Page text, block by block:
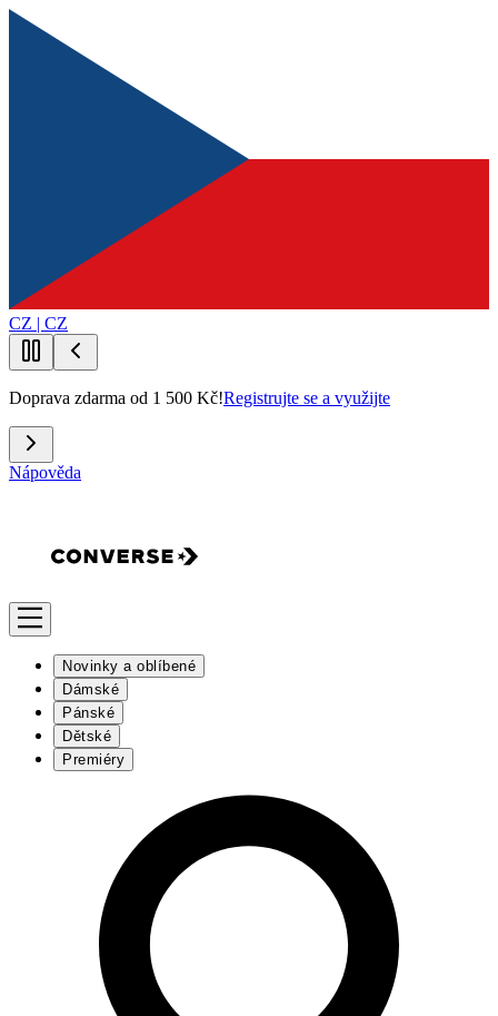
CZ | CZ
Doprava zdarma od 1 500 Kč!Registrujte se a využijte
Nápověda
Novinky a oblíbené
Dámské
Pánské
Dětské
Premiéry